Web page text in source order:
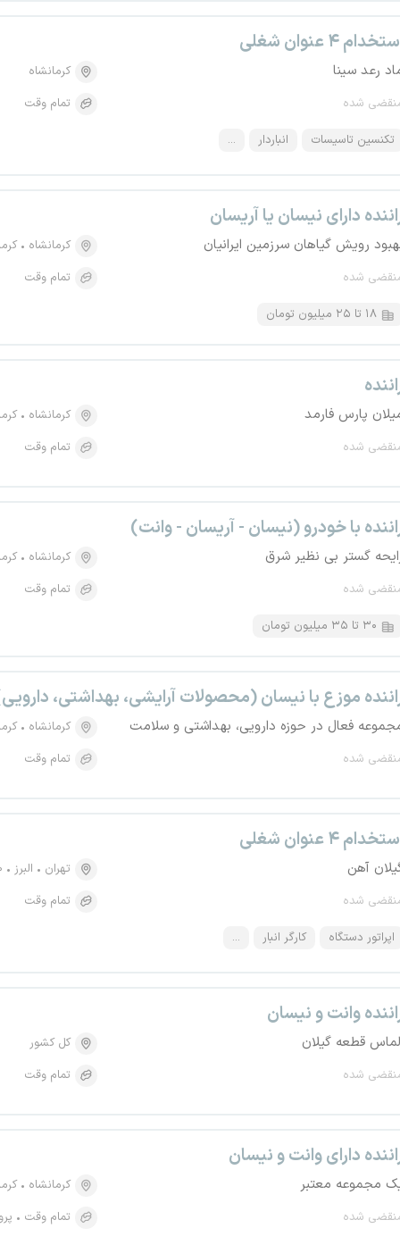
۴ عنوان شغلی
رعد سینا
شده
کرمانشاه
تمام وقت
تکنسین تاسیسات انباردار ...
دارای نیسان یا آریسان
رویش گیاهان سرزمین ایرانیان
شده
کرمانشاه
تمام وقت
۱۸ تا ۲۵ میلیون تومان
پارس فارمد
شده
کرمانشاه
تمام وقت
با خودرو (نیسان - آریسان - وانت)
گستر بی نظیر شرق
شده
کرمانشاه
تمام وقت
۳۰ تا ۳۵ میلیون تومان
موزع با نیسان (محصولات آرایشی، بهداشتی،
فعال در حوزه دارویی، بهداشتی و سلامت
شده
کرمانشاه
تمام وقت
۴ عنوان شغلی
آهن
شده
تهران البرز
تمام وقت
اپراتور دستگاه کارگر انبار ...
وانت و نیسان
قطعه گیلان
شده
کل کشور
تمام وقت
دارای وانت و نیسان
مجموعه معتبر
شده
کرمانشاه
تمام وقت